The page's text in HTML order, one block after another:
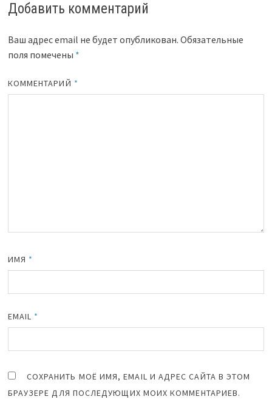
Добавить комментарий
Ваш адрес email не будет опубликован. Обязательные
поля помечены *
КОММЕНТАРИЙ *
ИМЯ *
EMAIL *
СОХРАНИТЬ МОЁ ИМЯ, EMAIL И АДРЕС САЙТА В ЭТОМ
БРАУЗЕРЕ ДЛЯ ПОСЛЕДУЮЩИХ МОИХ КОММЕНТАРИЕВ.